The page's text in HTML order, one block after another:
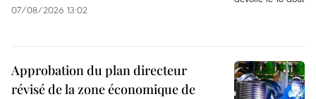
07/08/2026 13:02
Approbation du plan directeur
révisé de la zone économique de